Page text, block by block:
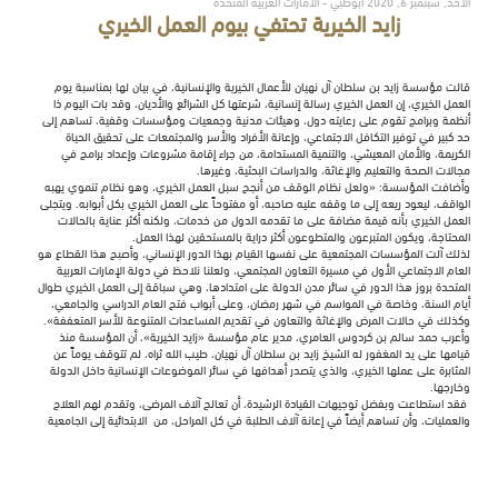
زايد الخيرية تحتفي بيوم العمل الخيري
قالت مؤسسة زايد بن سلطان آل نهيان للأعمال الخيرية والإنسانية، في بيان لها بمناسبة يوم
العمل الخيري، إن العمل الخيري رسالة إنسانية، شرعتها كل الشرائع والأديان، وقد بات اليوم ذا
أنظمة وبرامج تقوم على رعايته دول، وهيئات مدنية وجمعيات ومؤسسات وقفية، تساهم إلى
حد كبير في توفير التكافل الاجتماعي، وإعانة الأفراد والأسر والمجتمعات على تحقيق الحياة
الكريمة، والأمان المعيشي، والتنمية المستدامة، من جراء إقامة مشروعات وإعداد برامج في
مجالات الصحة والتعليم والإغاثة، والدراسات البحثية، وغيرها.
وأضافت المؤسسة: «ولعل نظام الوقف من أنجح سبل العمل الخيري، وهو نظام تنموي يهبه
الواقف، ليعود ريعه إلى ما وقفه عليه صاحبه، أو مفتوحاً على العمل الخيري بكل أبوابه. ويتجلى
العمل الخيري بأنه قيمة مضافة على ما تقدمه الدول من خدمات، ولكنه أكثر عناية بالحالات
المحتاجة، ويكون المتبرعون والمتطوعون أكثر دراية بالمستحقين لهذا العمل.
لذلك آلت المؤسسات المجتمعية على نفسها القيام بهذا الدور الإنساني، وأصبح هذا القطاع هو
العام الاجتماعي الأول في مسيرة التعاون المجتمعي، ولعلنا نلاحظ في دولة الإمارات العربية
المتحدة بروز هذا الدور في سائر مدن الدولة على امتدادها، وهي سباقة إلى العمل الخيري طوال
أيام السنة، وخاصة في المواسم في شهر رمضان، وعلى أبواب فتح العام الدراسي والجامعي،
وكذلك في حالات المرض والإغاثة والتعاون في تقديم المساعدات المتنوعة للأسر المتعففة».
وأعرب حمد سالم بن كردوس العامري، مدير عام مؤسسة «زايد الخيرية»، أن المؤسسة منذ
قيامها على يد المغفور له الشيخ زايد بن سلطان آل نهيان، طيب الله ثراه، لم تتوقف يوماً عن
المثابرة على عملها الخيري، والذي يتصدر أهدافها في سائر الموضوعات الإنسانية داخل الدولة
وخارجها.
فقد استطاعت وبفضل توجيهات القيادة الرشيدة، أن تعالج آلاف المرضى، وتقدم لهم العلاج
والعمليات، وأن تساهم أيضاً في إعانة آلاف الطلبة في كل المراحل، من الابتدائية إلى الجامعية